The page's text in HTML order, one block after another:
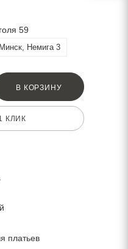
59
Минск, Немига 3
В КОРЗИНУ
КЛИК
платьев